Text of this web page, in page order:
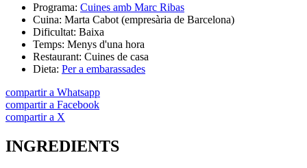
Programa: Cuines amb Marc Ribas
Cuina: Marta Cabot (empresària de Barcelona)
Dificultat: Baixa
Temps: Menys d'una hora
Restaurant: Cuines de casa
Dieta: Per a embarassades
compartir a Whatsapp
compartir a Facebook
compartir a X
INGREDIENTS